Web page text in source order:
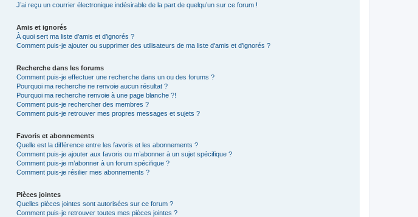
J’ai reçu un courrier électronique indésirable de la part de quelqu’un sur ce forum !
Amis et ignorés
À quoi sert ma liste d’amis et d’ignorés ?
Comment puis-je ajouter ou supprimer des utilisateurs de ma liste d’amis et d’ignorés ?
Recherche dans les forums
Comment puis-je effectuer une recherche dans un ou des forums ?
Pourquoi ma recherche ne renvoie aucun résultat ?
Pourquoi ma recherche renvoie à une page blanche ?!
Comment puis-je rechercher des membres ?
Comment puis-je retrouver mes propres messages et sujets ?
Favoris et abonnements
Quelle est la différence entre les favoris et les abonnements ?
Comment puis-je ajouter aux favoris ou m’abonner à un sujet spécifique ?
Comment puis-je m’abonner à un forum spécifique ?
Comment puis-je résilier mes abonnements ?
Pièces jointes
Quelles pièces jointes sont autorisées sur ce forum ?
Comment puis-je retrouver toutes mes pièces jointes ?